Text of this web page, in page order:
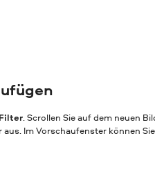
Filter. Scrollen Sie auf dem neuen
Im Vorschaufenster können